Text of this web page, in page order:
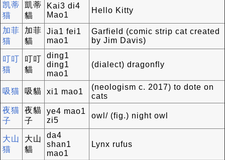
凯蒂
猫
凱蒂
貓
Kai3 di4
Mao1
Hello Kitty
加菲
猫
加菲
貓
Jia1 fei1
mao1
Garfield (comic strip cat created
by Jim Davis)
叮叮
猫
叮叮
貓
ding1
ding1
mao1
(dialect) dragonfly
吸猫 吸貓 xi1 mao1
(neologism c. 2017) to dote on
cats
夜猫
子
夜貓
子
ye4 mao1
zi5
owl/ (fig.) night owl
大山
猫
大山
貓
da4
shan1
mao1
Lynx rufus